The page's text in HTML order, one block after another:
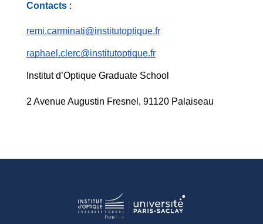
Contacts :
remi.carminati@institutoptique.fr
raphael.clerc@institutoptique.fr
Institut d’Optique Graduate School
2 Avenue Augustin Fresnel, 91120 Palaiseau